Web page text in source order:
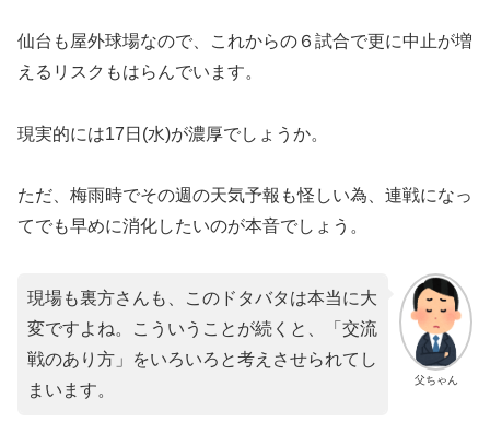
仙台も屋外球場なので、これからの６試合で更に中止が増
えるリスクもはらんでいます。
​現実的には17日(水)が濃厚でしょうか。
ただ、梅雨時でその週の天気予報も怪しい為、連戦になっ
てでも早めに消化したいのが本音でしょう。
父ちゃん
​現場も裏方さんも、このドタバタは本当に大
変ですよね。こういうことが続くと、「交流
戦のあり方」をいろいろと考えさせられてし
まいます。